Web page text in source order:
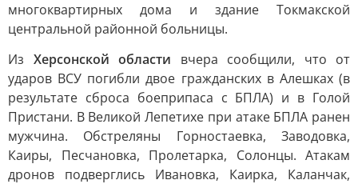
многоквартирных дома и здание Токмакской
центральной районной больницы.
Из Херсонской области вчера сообщили, что от
ударов ВСУ погибли двое гражданских в Алешках (в
результате сброса боеприпаса с БПЛА) и в Голой
Пристани. В Великой Лепетихе при атаке БПЛА ранен
мужчина. Обстреляны Горностаевка, Заводовка,
Каиры, Песчановка, Пролетарка, Солонцы. Атакам
дронов подверглись Ивановка, Каирка, Каланчак,